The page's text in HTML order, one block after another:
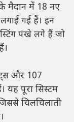
मैदान में 18 नए
गई हैं। इन
पंखे लगे हैं जो
और 107
यह पूरा सिस्टम
चिलचिलाती